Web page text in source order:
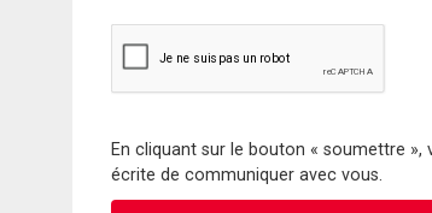
En cliquant sur le bouton « soumettre
écrite de communiquer avec vous.